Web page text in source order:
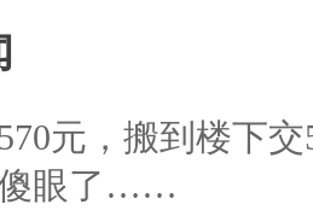
元，搬到楼下
眼了……